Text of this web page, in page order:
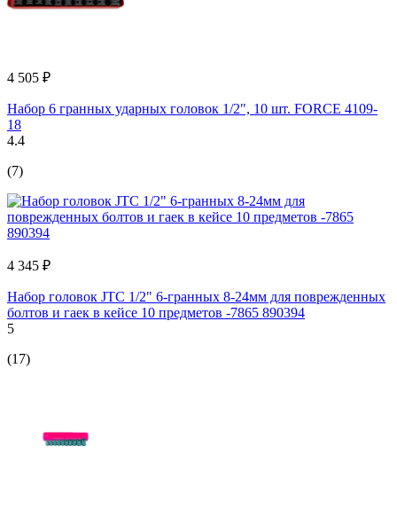
4 505 ₽
Набор 6 гранных ударных головок 1/2", 10 шт. FORCE 4109-
18
4.4
(7)
4 345 ₽
Набор головок JTC 1/2" 6-гранных 8-24мм для поврежденных
болтов и гаек в кейсе 10 предметов -7865 890394
5
(17)